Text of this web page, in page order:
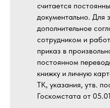
считается
документально. Для
дополнительное
сотрудником и
приказ в
постоянном
книжку и личную
ТК, указания, утв.
Госкомстата от